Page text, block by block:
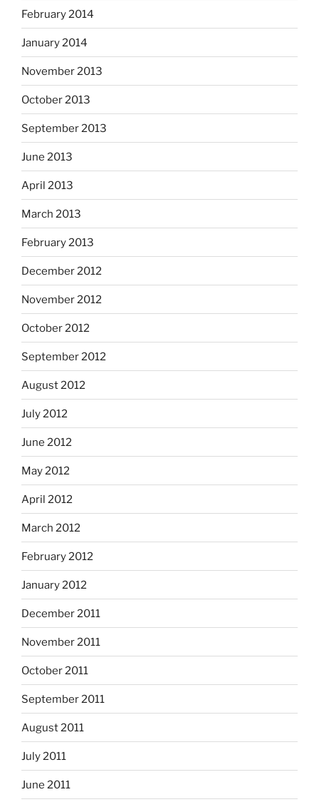
February 2014
January 2014
November 2013
October 2013
September 2013
June 2013
April 2013
March 2013
February 2013
December 2012
November 2012
October 2012
September 2012
August 2012
July 2012
June 2012
May 2012
April 2012
March 2012
February 2012
January 2012
December 2011
November 2011
October 2011
September 2011
August 2011
July 2011
June 2011